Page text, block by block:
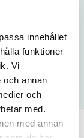
innehållet
funktioner
Vi
och annan
och
med.
med annan